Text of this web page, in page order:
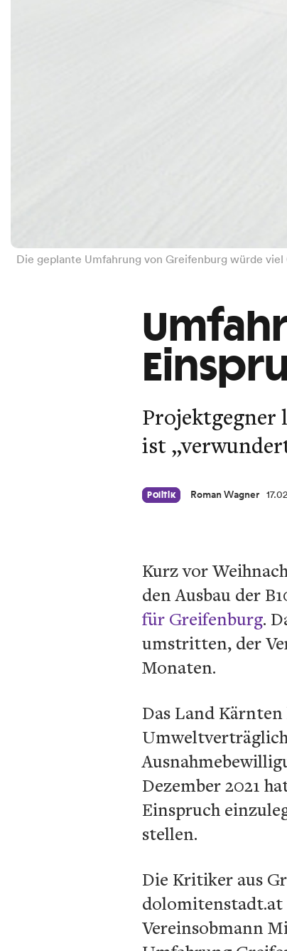
Die geplante Umfahrung von Greifenburg würde
Projektgegner
ist
Politik Roman Wagner
Kurz vor
den Ausbau der
für Greifenburg.
umstritten, der
Monaten.
Das Land
Dezember 2021
Einspruch
stellen.
Die Kritiker aus
dolomitenstadt.at
Vereinsobmann